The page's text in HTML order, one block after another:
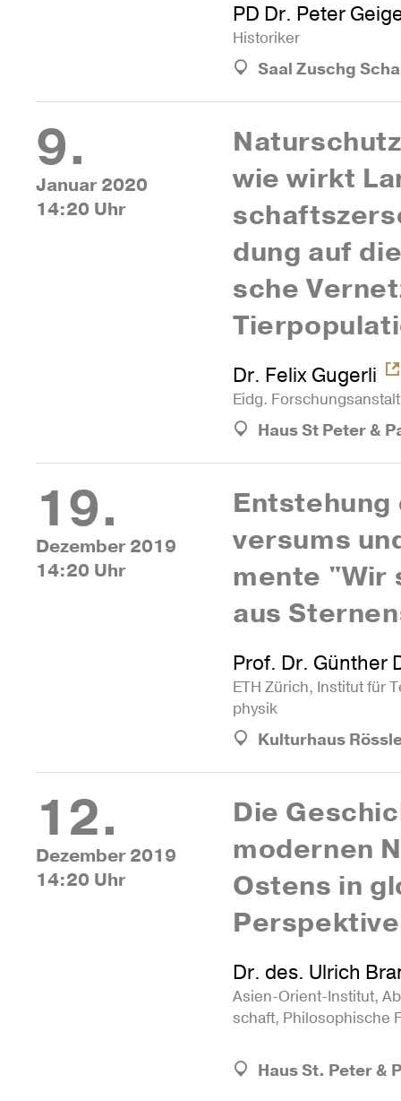
PD Dr. Peter
Histo­riker
Saal Zuschg
9.
Januar 2020
14:20 Uhr
wie wirkt
dung auf
sche
Dr. Felix Gugerli
Eidg.
Haus St Peter &
19.
Dezember 2019
14:20 Uhr
ver­sums
mente "Wir
aus
Prof. Dr. Günther
ETH Zürich, Ins­titut für
physik
Kulturhaus
12.
Dezember 2019
14:20 Uhr
Die
modernen
Ostens in
Perspektive
Dr. des. Ulrich
Asien-Orient-Ins­titut,
schaft, Phi­lo­so­phi­sche
Haus St. Peter &